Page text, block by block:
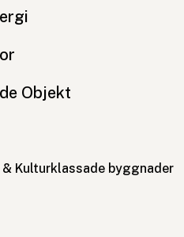
Objekt
Kulturklassade byggnader